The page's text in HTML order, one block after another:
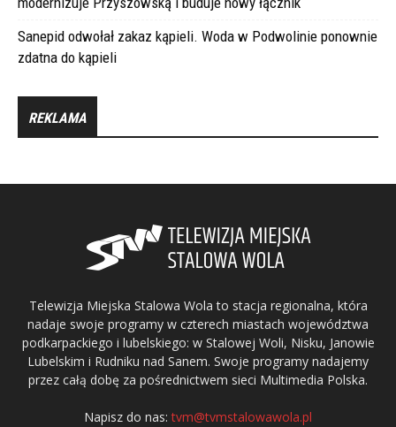
Sanepid odwołał zakaz kąpieli. Woda w Podwolinie ponownie
zdatna do kąpieli
REKLAMA
Telewizja Miejska Stalowa Wola to stacja regionalna, która
nadaje swoje programy w czterech miastach województwa
podkarpackiego i lubelskiego: w Stalowej Woli, Nisku, Janowie
Lubelskim i Rudniku nad Sanem. Swoje programy nadajemy
przez całą dobę za pośrednictwem sieci Multimedia Polska.
Napisz do nas:tvm@tvmstalowawola.pl